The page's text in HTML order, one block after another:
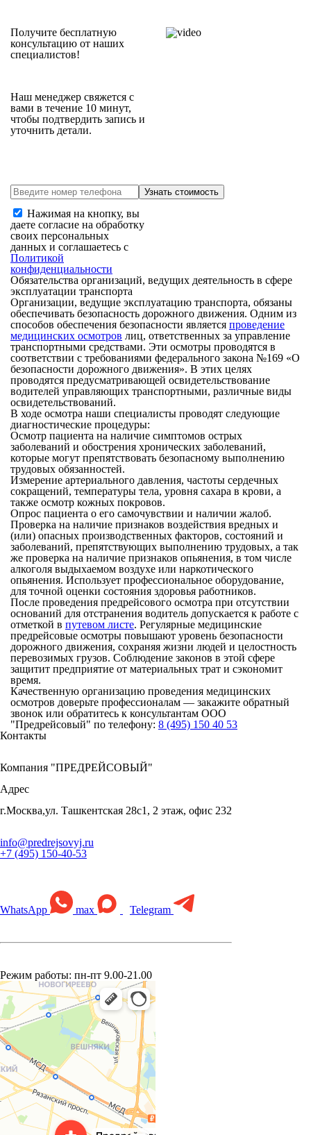
Получите бесплатную
консультацию от наших
специалистов!
Наш менеджер свяжется с
вами в течение 10 минут,
чтобы подтвердить запись и
уточнить детали.
Нажимая на кнопку, вы
даете согласие на обработку
своих персональных
данных и соглашаетесь с
Политикой
конфиденциальности
Обязательства организаций, ведущих деятельность в сфере
эксплуатации транспорта
Организации, ведущие эксплуатацию транспорта, обязаны
обеспечивать безопасность дорожного движения. Одним из
способов обеспечения безопасности является проведение
медицинских осмотров лиц, ответственных за управление
транспортными средствами. Эти осмотры проводятся в
соответствии с требованиями федерального закона №169 «О
безопасности дорожного движения». В этих целях
проводятся предусматривающей освидетельствование
водителей управляющих транспортными, различные виды
освидетельствований.
В ходе осмотра наши специалисты проводят следующие
диагностические процедуры:
Осмотр пациента на наличие симптомов острых
заболеваний и обострения хронических заболеваний,
которые могут препятствовать безопасному выполнению
трудовых обязанностей.
Измерение артериального давления, частоты сердечных
сокращений, температуры тела, уровня сахара в крови, а
также осмотр кожных покровов.
Опрос пациента о его самочувствии и наличии жалоб.
Проверка на наличие признаков воздействия вредных и
(или) опасных производственных факторов, состояний и
заболеваний, препятствующих выполнению трудовых, а так
же проверка на наличие признаков опьянения, в том числе
алкоголя выдыхаемом воздухе или наркотического
опьянения. Использует профессиональное оборудование,
для точной оценки состояния здоровья работников.
После проведения предрейсового осмотра при отсутствии
оснований для отстранения водитель допускается к работе с
отметкой в путевом листе. Регулярные медицинские
предрейсовые осмотры повышают уровень безопасности
дорожного движения, сохраняя жизни людей и целостность
перевозимых грузов. Соблюдение законов в этой сфере
защитит предприятие от материальных трат и сэкономит
время.
Качественную организацию проведения медицинских
осмотров доверьте профессионалам — закажите обратный
звонок или обратитесь к консультантам ООО
"Предрейсовый" по телефону: 8 (495) 150 40 53
Контакты
Компания "ПРЕДРЕЙСОВЫЙ"
Адрес
г.Москва,ул. Ташкентская 28с1, 2 этаж, офис 232
info@predrejsovyj.ru
+7 (495) 150-40-53
WhatsApp max Telegram
Режим работы: пн-пт 9.00-21.00